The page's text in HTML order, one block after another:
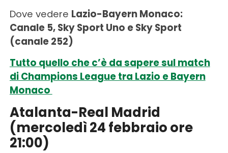
Dove vedere Lazio-Bayern Monaco:
Canale 5, Sky Sport Uno e Sky Sport
(canale 252)
Tutto quello che c’è da sapere sul match
di Champions League tra Lazio e Bayern
Monaco
Atalanta-Real Madrid
(mercoledì 24 febbraio ore
21:00)